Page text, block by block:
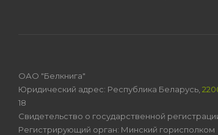
ОАО "Белкнига"
Юридический адрес: Республика Беларусь,
18
Свидетельство о государственной
Регистрирующий орган: Минский горисполком